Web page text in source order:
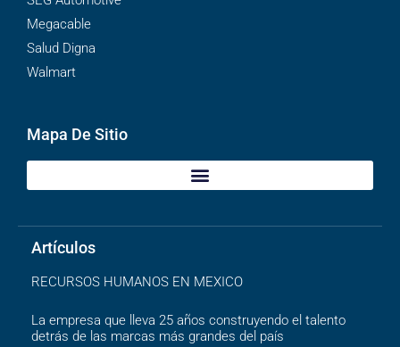
Megacable
Salud Digna
Walmart
Mapa De Sitio
Artículos
RECURSOS HUMANOS EN MEXICO
La empresa que lleva 25 años construyendo el talento
detrás de las marcas más grandes del país